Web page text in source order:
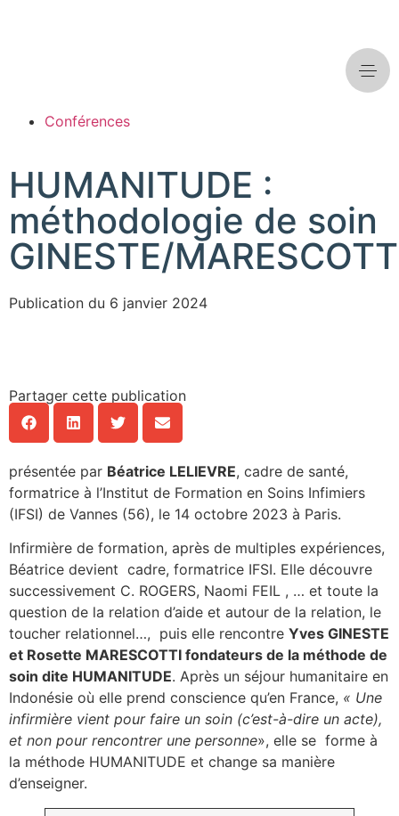
Conférences
HUMANITUDE :
méthodologie de soin
GINESTE/
Publication du 6 janvier 2024
Partager cette publication
présentée par Béatrice LELIEVRE, cadre de santé,
formatrice à l’Institut de Formation en Soins Infimiers
(IFSI) de Vannes (56), le 14 octobre 2023 à Paris.
Infirmière de formation, après de multiples expériences,
Béatrice devient cadre, formatrice IFSI. Elle découvre
successivement C. ROGERS, Naomi FEIL , … et toute la
question de la relation d’aide et autour de la relation, le
toucher relationnel…, puis elle rencontre Yves GINESTE
et Rosette MARESCOTTI fondateurs de la méthode de
soin dite HUMANITUDE. Après un séjour humanitaire en
Indonésie où elle prend conscience qu’en France, « Une
infirmière vient pour faire un soin (c’est-à-dire un acte),
et non pour rencontrer une personne», elle se forme à
la méthode HUMANITUDE et change sa manière
d’enseigner.